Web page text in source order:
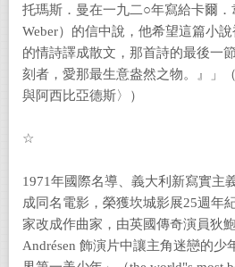
托瑪斯．曼在一九二○年寫給卡爾．
Weber）的信中說，他希望這篇小
的情詩譯成散文，那首詩的最後一
刻者，愛那最生意盎然之物。』」
與阿西比亞德斯〉）
☆
1971年國際名導、義大利新寫實主
成同名電影，榮獲坎城影展25週年
家改成作曲家，由英國傳奇演員狄
Andrésen 飾演片中讓主角迷戀的少